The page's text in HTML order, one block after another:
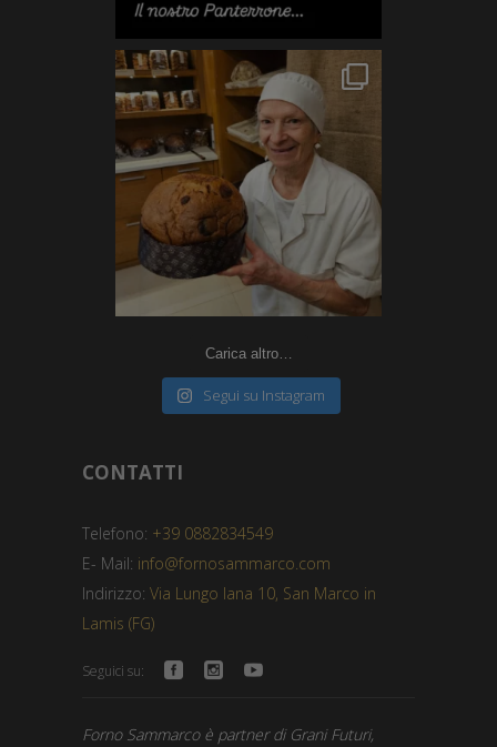
Carica altro…
Segui su Instagram
CONTATTI
Telefono: +39 0882834549
E- Mail: info@fornosammarco.com
Indirizzo: Via Lungo Iana 10, San Marco in
Lamis (FG)
Seguici su:
Forno Sammarco è partner di Grani Futuri,